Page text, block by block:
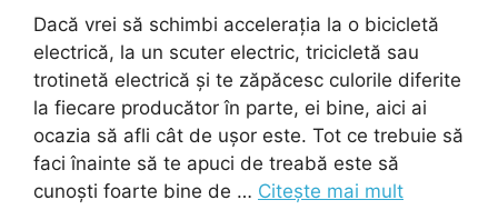
Dacă vrei să schimbi accelerația la o bicicletă
electrică, la un scuter electric, tricicletă sau
trotinetă electrică și te zăpăcesc culorile diferite
la fiecare producător în parte, ei bine, aici ai
ocazia să afli cât de ușor este. Tot ce trebuie să
faci înainte să te apuci de treabă este să
cunoști foarte bine de … Citește mai mult